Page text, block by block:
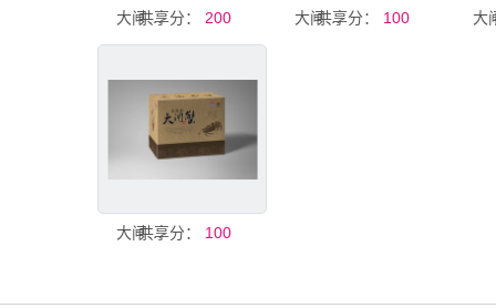
大闸蟹包装盒
共享分： 200 大闸蟹礼盒包装展开图
共享分： 100
大闸蟹礼盒包装展开图
共享分： 100